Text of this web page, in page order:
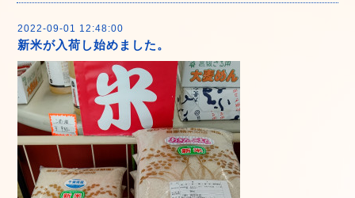
2022-09-01 12:48:00
新米が入荷し始めました。